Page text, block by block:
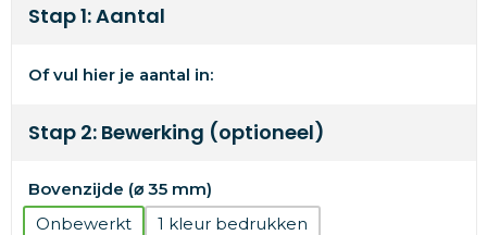
Stap 1: Aantal
Of vul hier je aantal in:
Stap 2: Bewerking (optioneel)
Bovenzijde (⌀ 35 mm)
Onbewerkt
1